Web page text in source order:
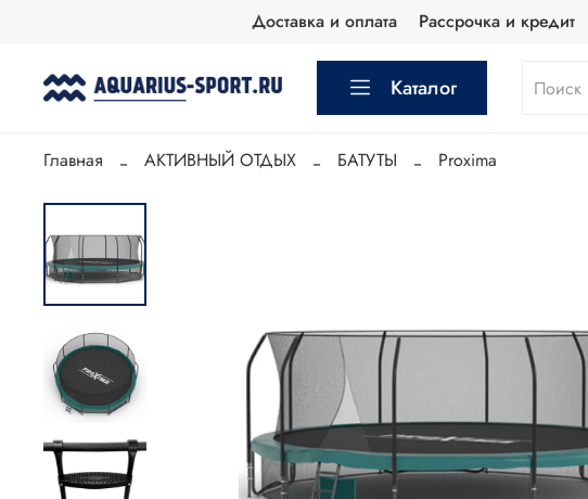
Доставка и оплата Рассрочка и кредит
Каталог
Главная АКТИВНЫЙ ОТДЫХ БАТУТЫ Proxima